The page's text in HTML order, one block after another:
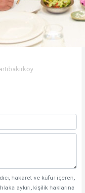
hakaret ve küfür içeren,
aykırı, kişilik haklarına